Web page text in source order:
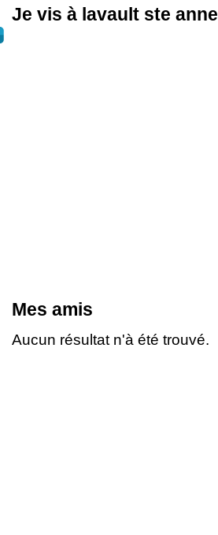
Je vis à lavault ste
Mes amis
Aucun résultat n'à été trouvé.